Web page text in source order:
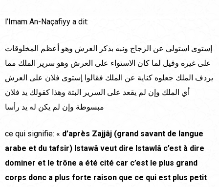
l’Imam An-Naçafiyy a dit:
إستوى استولى عن الزجاج ونبه بذكر العرش وهو أعظم المخلوقات
على غيره وقيل لما كان الاستواء على العرش وهو سرير الملك مما
يردف الملك جعلوه كناية عن الملك فقالوا إستوى فلان على العرش
أي الملك وإن لم يقعد على السرير البتة وهذا كقولك يد فلان
ce qui signifie: « d’après Zajjâj (grand savant de langue
arabe et du tafsir) Istawâ veut dire Istawlâ c’est à dire
dominer et le trône a été cité car c’est le plus grand
corps donc a plus forte raison que ce qui est plus petit